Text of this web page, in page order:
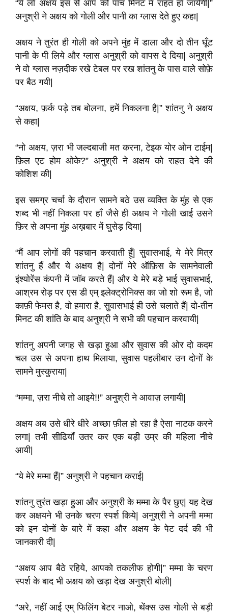
“ये लो अक्षय इस से आप को पांच मिनट में राहत हो जायेगी|”
अनुश्री ने अक्षय को गोली और पानी का ग्लास देते हुए कहा|
अक्षय ने तुरंत ही गोली को अपने मुंह में डाला और दो तीन घूँट
पानी के पी लिये और ग्लास अनुश्री को वापस दे दिया| अनुश्री
ने वो ग्लास नज़दीक रखे टेबल पर रख शांतनु के पास वाले सोफ़े
पर बैठ गयी|
“अक्षय, फ़र्क पड़े तब बोलना, हमें निकलना है|” शांतनु ने अक्षय
से कहा|
“नो अक्षय, ज़रा भी जल्दबाजी मत करना, टेइक योर ओन टाईम|
फ़िल एट होम ओके?” अनुश्री ने अक्षय को राहत देने की
कोशिश की|
इस समग्र चर्चा के दौरान सामने बठे उस व्यक्ति के मुंह से एक
शब्द भी नहीं निकला पर हाँ जैसे ही अक्षय ने गोली खाई उसने
फ़िर से अपना मुंह अख़बार में घुसेड़ दिया|
“मैं आप लोगों की पहचान करवाती हूँ| सुवासभाई, ये मेरे मित्र
शांतनु हैं और ये अक्षय है| दोनों मेरे ऑफ़िस के सामनेवाली
इंश्योरेंस कंपनी में जॉब करते हैं| और ये मेरे बड़े भाई सुवासभाई,
आश्रम रोड़ पर एस डी एम् इलेक्ट्रोनिक्स का जो शो रूम है, जो
काफ़ी फेमस है, वो हमारा है, सुवासभाई ही उसे चलाते हैं| दो-तीन
मिनट की शांति के बाद अनुश्री ने सभी की पहचान करवायी|
शांतनु अपनी जगह से खड़ा हुआ और सुवास की ओर दो कदम
चल उस से अपना हाथ मिलाया, सुवास पहलीबार उन दोनों के
सामने मुस्कुराया|
“मम्मा, ज़रा नीचे तो आइये!!” अनुश्री ने आवाज़ लगायी|
अक्षय अब उसे धीरे धीरे अच्छा फ़ील हो रहा है ऐसा नाटक करने
लगा| तभी सीढियाँ उतर कर एक बड़ी उम्र की महिला नीचे
आयी|
“ये मेरे मम्मा हैं|” अनुश्री ने पहचान कराई|
शांतनु तुरंत खड़ा हुआ और अनुश्री के मम्मा के पैर छुए| यह देख
कर अक्षयने भी उनके चरण स्पर्श किये| अनुश्री ने अपनी मम्मा
को इन दोनों के बारे में कहा और अक्षय के पेट दर्द की भी
जानकारी दी|
“अक्षय आप बैठे रहिये, आपको तकलीफ होगी|” मम्मा के चरण
स्पर्श के बाद भी अक्षय को खड़ा देख अनुश्री बोली|
“अरे, नहीं आई एम् फिलिंग बेटर नाओ, थेंक्स उस गोली से बड़ी